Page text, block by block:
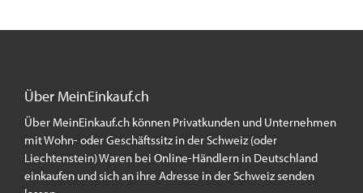
Über MeinEinkauf.ch
Über MeinEinkauf.ch können Privatkunden und Unternehmen
mit Wohn- oder Geschäftssitz in der Schweiz (oder
Liechtenstein) Waren bei Online-Händlern in Deutschland
einkaufen und sich an ihre Adresse in der Schweiz senden